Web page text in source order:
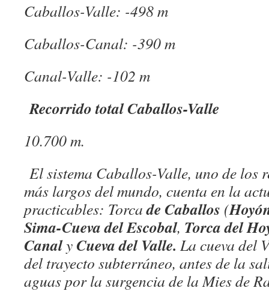
Caballos-Valle: -498 m
Caballos-Canal: -390 m
Canal-Valle: -102 m
Recorrido total Caballos-Valle
10.700 m.
El sistema Caballos-Valle, uno de los
más largos del mundo, cuenta en la
practicables: Torcade Caballos (
Sima-Cueva del Escobal, Torca del
CanalyCueva del Valle. La cueva del
del trayecto subterráneo, antes de la
aguas por la surgencia de la Mies de